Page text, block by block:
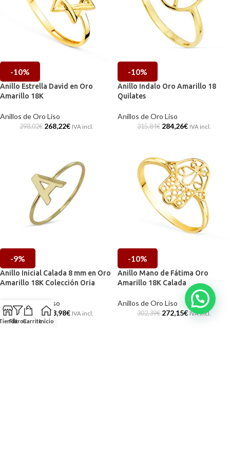
-10%
Anillo Estrella David en Oro
Amarillo 18K
Anillos de Oro Liso
298,02€ 268,22€ IVA incl.
-10%
Anillo Indalo Oro Amarillo 18
Quilates
Anillos de Oro Liso
315,84€ 284,26€ IVA incl.
-9%
Anillo Inicial Calada 8 mm en Oro
Amarillo 18K Colección Oria
Anillos de Oro Liso
377,09 343,98€ IVA incl.
-10%
Anillo Mano de Fátima Oro
Amarillo 18K Calada
Anillos de Oro Liso
302,39€ 272,15€ IVA incl.
FiltrosCarritoInicio